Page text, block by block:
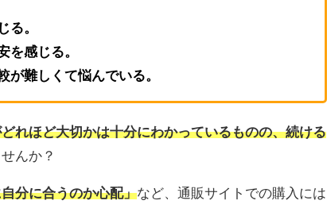
る。
を感じる。
が難しくて悩んでいる。
れほど大切かは十分にわかっているものの、続ける
んか？
分に合うのか心配」など、通販サイトでの購入には